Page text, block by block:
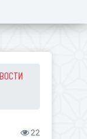
22